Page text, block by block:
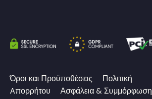
Όροι και Προϋποθέσεις
Πολιτική
Aπορρήτου
Ασφάλεια & Συμμόρφωση